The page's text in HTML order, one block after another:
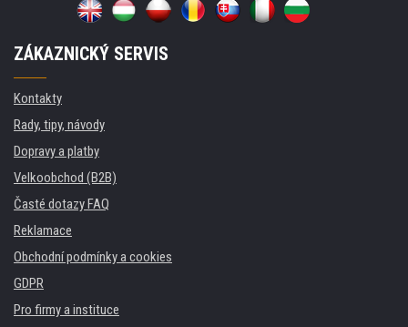
ZÁKAZNICKÝ SERVIS
Kontakty
Rady, tipy, návody
Dopravy a platby
Velkoobchod (B2B)
Časté dotazy FAQ
Reklamace
Obchodní podmínky a cookies
GDPR
Pro firmy a instituce